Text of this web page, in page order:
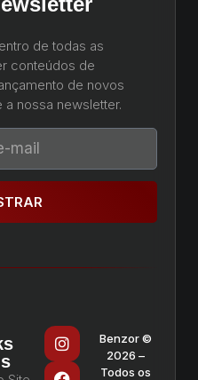
de todas as
conteúdos de
de novos
nossa newsletter.
Benzor ©
2026 –
Todos os